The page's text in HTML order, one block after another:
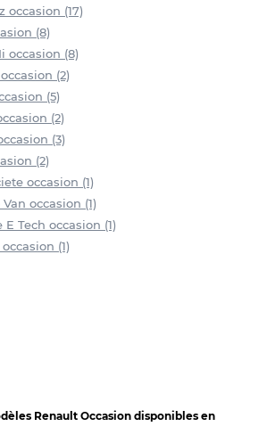
occasion (17)
(8)
occasion (8)
(2)
(5)
(2)
(3)
(2)
occasion (1)
occasion (1)
Tech occasion (1)
(1)
Renault Occasion disponibles en